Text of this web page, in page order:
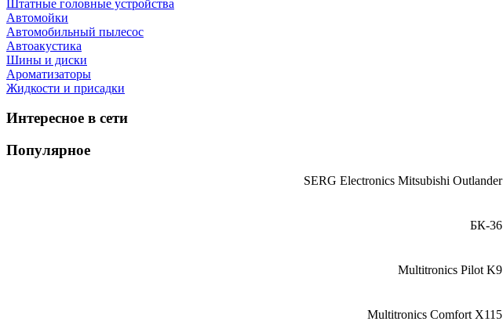
Штатные головные устройства
Автомойки
Автомобильный пылесос
Автоакустика
Шины и диски
Ароматизаторы
Жидкости и присадки
Интересное в сети
Популярное
SERG Electronics Mitsubishi Outlander
БК-36
Multitronics Pilot K9
Multitronics Comfort X115